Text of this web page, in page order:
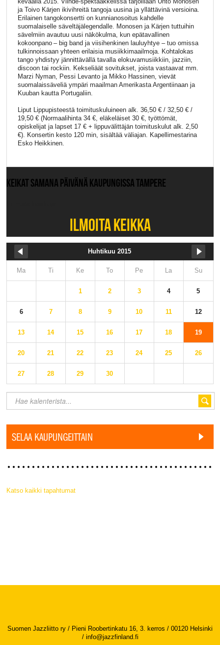
ja Toivo Kärjen ikivihreitä tangoja uusina ja yllättävinä versioina.
Erilainen tangokonsertti on kunnianosoitus kahdelle
suomalaiselle säveltäjälegendalle. Monosen ja Kärjen tuttuihin
sävelmiin avautuu uusi näkökulma, kun epätavallinen
kokoonpano – big band ja viisihenkinen lauluyhtye – tuo omissa
tulkinnoissaan yhteen erilaisia musiikkimaailmoja. Kohtalokas
tango yhdistyy jännittävällä tavalla elokuvamusiikkiin, jazziin,
discoon tai rockiin. Kekseliäät sovitukset, joista vastaavat mm.
Marzi Nyman, Pessi Levanto ja Mikko Hassinen, vievät
suomalaissäveliä ympäri maailman Amerikasta Argentiinaan ja
Kuuban kautta Portugaliin.
Liput Lippupisteestä toimituskuluineen alk. 36,50 € / 32,50 € /
19,50 € (Normaalihinta 34 €, eläkeläiset 30 €, työttömät,
opiskelijat ja lapset 17 € + lippuvälittäjän toimituskulut alk. 2,50
€). Konsertin kesto 120 min, sisältää väliajan. Kapellimestarina
Esko Heikkinen.
KEIKAT SAMANA PÄIVÄNÄ KAUPUNGISSA TAMPERE
ILMOITA KEIKKA
Huhtikuu 2015
Ma Ti Ke To Pe La Su
1 2 3 4 5
6 7 8 9 10 11 12
13 14 15 16 17 18 19
20 21 22 23 24 25 26
27 28 29 30
SELAA KAUPUNGEITTAIN
Katso kaikki tapahtumat
Suomen Jazzliitto ry / Pieni Roobertinkatu 16, 3. kerros / 00120 Helsinki
/ info@jazzfinland.fi